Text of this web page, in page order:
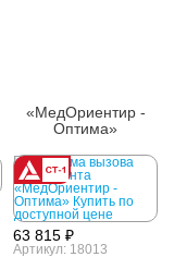
«МедОриентир -
Оптима»
63 815 ₽
Артикул: 18013